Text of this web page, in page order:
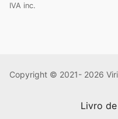
IVA inc.
Copyright © 2021- 2026
Livro